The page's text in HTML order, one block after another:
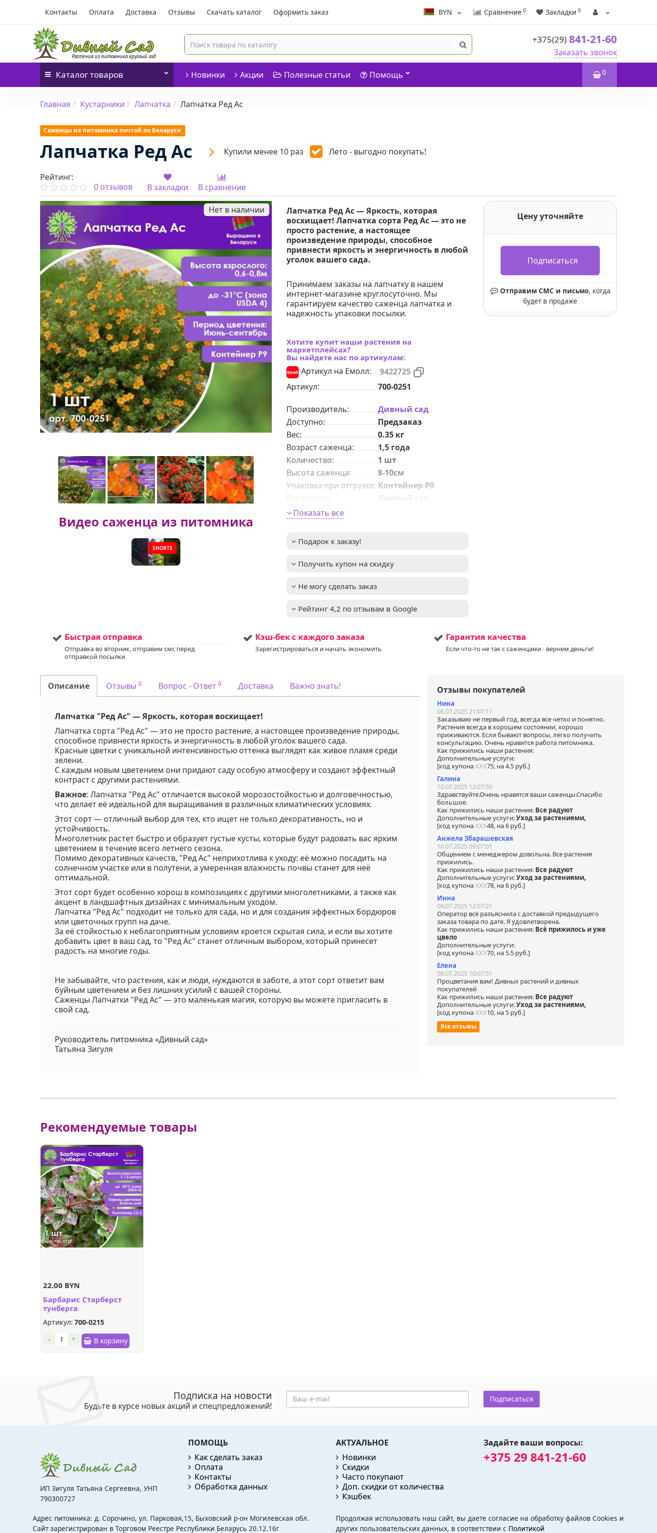
Контакты Оплата Доставка Отзывы Скачать каталог Оформить заказ BYN Сравнение 0 Закладки 0
+375(29)841-21-60
Заказать звонок
Каталогтоваров Новинки Акции Полезные статьи Помощь 0
Главная Кустарники Лапчатка Лапчатка Ред Ас
Саженцы из питомника почтой по Беларуси
Лапчатка Ред Ас Купили менее 10 раз Лето - выгодно покупать!
Рейтинг:
0 отзывов
В закладки В сравнение
Нет в наличии
Видео саженца из питомника
SHORTS
Лапчатка Ред Ас — Яркость, которая
восхищает! Лапчатка сорта Ред Ас — это не
просто растение, а настоящее
произведение природы, способное
привнести яркость и энергичность в любой
уголок вашего сада.
Принимаем заказы на лапчатку в нашем
интернет-магазине круглосуточно. Мы
гарантируем качество саженца лапчатка и
надежность упаковки посылки.
Хотите купит наши растения на
маркетплейсах?
Вы найдете нас по артикулам:
Артикул на Емолл:
9422725
Артикул:
700-0251
Производитель:
Дивный сад
Доступно:
Предзаказ
Вес:
0.35кг
Возраст саженца:
1,5 года
Количeствo:
1 шт
Высота саженца:
8-10см
Упаковка при отгрузке: Контейнер Р9
Поставщик
Дивный сад
Период цветения
Высота взрослого
растения:
Зимостойкость до -31°C (зона USDA
Важное описание:
долго сохраняют
свою окраску, а
устойчивость к
болезням
вашим садом.
Запись доступна.
Если у вас остались
свяжитесь с нами
для получения
дополнительной
информации.
Напишите нам в
Viber или WhatsApp
Код на питомнике:
-
Показать все
Подарок к заказу!
Получить купон на скидку
Не могу сделать заказ
Рейтинг 4,2 по отзывам в Google
Цену уточняйте
Подписаться
Отправим СМС и письмо, когда
будет в продаже
Быстрая отправка
Отправка во вторник, отправим смс перед
отправкой посылки
Кэш-бек с каждого заказа
Зарегистрироваться и начать экономить
Гарантия качества
Если что-то не так с саженцами - вернем деньги!
Описание Отзывы0 Вопрос - Ответ0 Доставка Важно знать!
Лапчатка "Ред Ас" — Яркость, которая восхищает!
Лапчатка сорта "Ред Ас" — это не просто растение, а настоящее произведение природы,
способное привнести яркость и энергичность в любой уголок вашего сада.
Красные цветки с уникальной интенсивностью оттенка выглядят как живое пламя среди
зелени.
С каждым новым цветением они придают саду особую атмосферу и создают эффектный
контраст с другими растениями.
Важное: Лапчатка "Ред Ас" отличается высокой морозостойкостью и долговечностью,
что делает её идеальной для выращивания в различных климатических условиях.
Этот сорт — отличный выбор для тех, кто ищет не только декоративность, но и
устойчивость.
Многолетник растет быстро и образует густые кусты, которые будут радовать вас ярким
цветением в течение всего летнего сезона.
Помимо декоративных качеств, "Ред Ас" неприхотлива к уходу: её можно посадить на
солнечном участке или в полутени, а умеренная влажность почвы станет для неё
оптимальной.
Этот сорт будет особенно хорош в композициях с другими многолетниками, а также как
акцент в ландшафтных дизайнах с минимальным уходом.
Лапчатка "Ред Ас" подходит не только для сада, но и для создания эффектных бордюров
или цветочных групп на даче.
За её стойкостью к неблагоприятным условиям кроется скрытая сила, и если вы хотите
добавить цвет в ваш сад, то "Ред Ас" станет отличным выбором, который принесет
радость на многие годы.
Не забывайте, что растения, как и люди, нуждаются в заботе, а этот сорт ответит вам
буйным цветением и без лишних усилий с вашей стороны.
Саженцы Лапчатки "Ред Ас" — это маленькая магия, которую вы можете пригласить в
свой сад.
Руководитель питомника «Дивный сад»
Татьяна Зигуля
Отзывы покупателей
Нина
06.07.2025 21:07:11
Заказываю не первый год, всегда все четко и понятно.
Растения всегда в хорошем состоянии, хорошо
приживаются. Если бывают вопросы, легко получить
консультацию. Очень нравится работа питомника.
Как прижились наши растения:
Дополнительные услуги:
[код купонаХХХ75, на 4.5 руб.]
Галина
10.07.2025 12:07:50
Здравствуйте.Очень нравятся ваши саженцы.Спасибо
большое.
Как прижились наши растения: Все радуют
Дополнительные услуги:Уход за растениями,
[код купонаХХХ48, на 6 руб.]
Анжела Збарашевская
10.07.2025 09:07:01
Общением с менеджером довольна. Все растения
прижились.
Как прижились наши растения: Все радуют
Дополнительные услуги:Уход за растениями,
[код купонаХХХ78, на 6 руб.]
Инна
09.07.2025 12:07:21
Оператор всё разъяснила с доставкой предыдущего
заказа товара по дате. Я удовлетворена.
Как прижились наши растения: Всё прижилось и уже
цвело
Дополнительные услуги:
[код купонаХХХ70, на 5.5 руб.]
Елена
08.07.2025 10:07:51
Процветания вам! Дивных растений и дивных
покупателей
Как прижились наши растения: Все радуют
Дополнительные услуги:Уход за растениями,
[код купонаХХХ10, на 5 руб.]
Все отзывы
Рекомендуемые товары
22.00 BYN
Барбарис Старберст
тунберга
Артикул: 700-0215
+
- В корзину
Подписка на новости
Будьте в курсе новых акций и спецпредложений!
Подписаться
ИП Зигуля Татьяна Сергеевна, УНП
790300727
ПОМОЩЬ
Как сделать заказ
Оплата
Контакты
Обработка данных
АКТУАЛЬНОЕ
Новинки
Скидки
Часто покупают
Доп. скидки от количества
Кэшбек
Задайте ваши вопросы:
+375 29 841-21-60
Адрес питомника: д. Сорочино, ул. Парковая,15, Быховский р-он Могилевская обл.
Сайт зарегистрирован в Торговом Реестре Республики Беларусь 20.12.16г
Продолжая использовать наш сайт, вы даете согласие на обработку файлов Cookies и
других пользовательских данных, в соответствии с Политикой